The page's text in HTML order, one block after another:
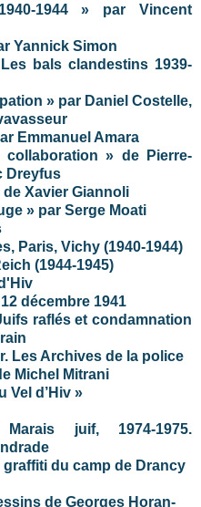
1944 » par Vincent
Yannick Simon
bals clandestins 1939-
» par Daniel Costelle,
Emmanuel Amara
» de Pierre-
Dreyfus
Xavier Giannoli
» par Serge Moati
Paris, Vichy (1940-1944)
(1944-1945)
décembre 1941
raflés et condamnation
Les Archives de la police
Michel Mitrani
Vel d’Hiv »
juif, 1974-1975.
du camp de Drancy
de Georges Horan-